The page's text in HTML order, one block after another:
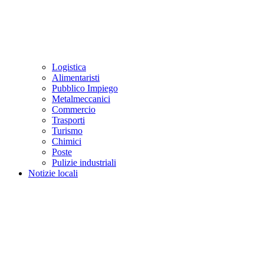
Logistica
Alimentaristi
Pubblico Impiego
Metalmeccanici
Commercio
Trasporti
Turismo
Chimici
Poste
Pulizie industriali
Notizie locali